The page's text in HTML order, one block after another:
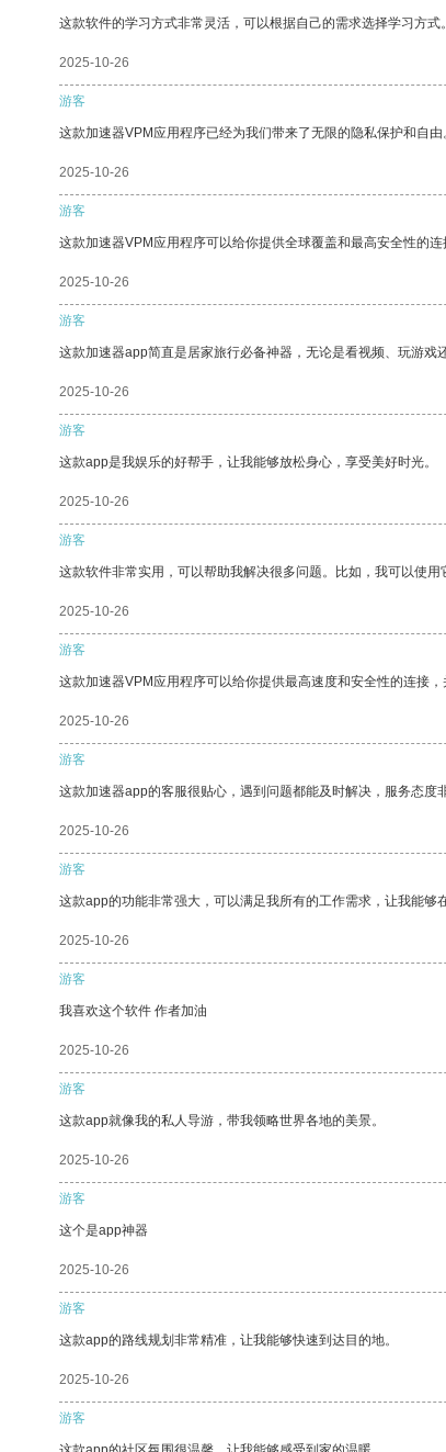
这款软件的学习方式非常灵活，可以根据自己的需求选择学习方式。
2025-10-26
游客
这款加速器VPM应用程序已经为我们带来了无限的隐私保护和自由
2025-10-26
游客
这款加速器VPM应用程序可以给你提供全球覆盖和最高安全性的连
2025-10-26
游客
这款加速器app简直是居家旅行必备神器，无论是看视频、玩游戏
2025-10-26
游客
这款app是我娱乐的好帮手，让我能够放松身心，享受美好时光。
2025-10-26
游客
这款软件非常实用，可以帮助我解决很多问题。比如，我可以使用
2025-10-26
游客
这款加速器VPM应用程序可以给你提供最高速度和安全性的连接，
2025-10-26
游客
这款加速器app的客服很贴心，遇到问题都能及时解决，服务态度
2025-10-26
游客
这款app的功能非常强大，可以满足我所有的工作需求，让我能够
2025-10-26
游客
我喜欢这个软件 作者加油
2025-10-26
游客
这款app就像我的私人导游，带我领略世界各地的美景。
2025-10-26
游客
这个是app神器
2025-10-26
游客
这款app的路线规划非常精准，让我能够快速到达目的地。
2025-10-26
游客